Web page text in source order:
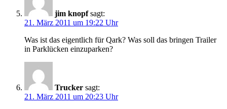
jim knopf sagt:
21. März 2011 um 19:22 Uhr
Was ist das eigentlich für Qark? Was soll das bringen Trailer
in Parklücken einzuparken?
Trucker sagt:
21. März 2011 um 20:23 Uhr